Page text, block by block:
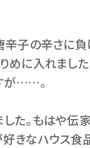
辛子の辛さに
めに入れまし
が……。
た。もはや伝
きなハウス食